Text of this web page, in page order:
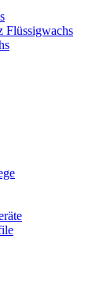
Flüssigwachs